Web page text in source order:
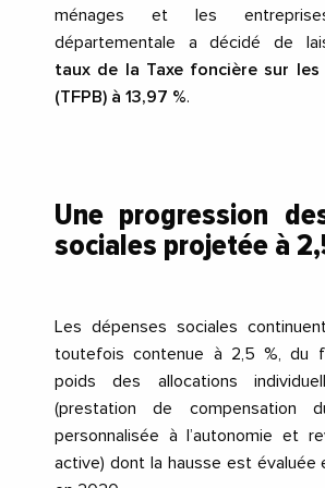
ménages et les
départementale a décidé de
taux de la Taxe foncière sur
(TFPB) à 13,97 %.
Une progression
sociales projetée à
Les dépenses sociales
toutefois contenue à 2,5 %, du
poids des allocations
(prestation de compensation
personnalisée à l’autonomie et
active) dont la hausse est évaluée